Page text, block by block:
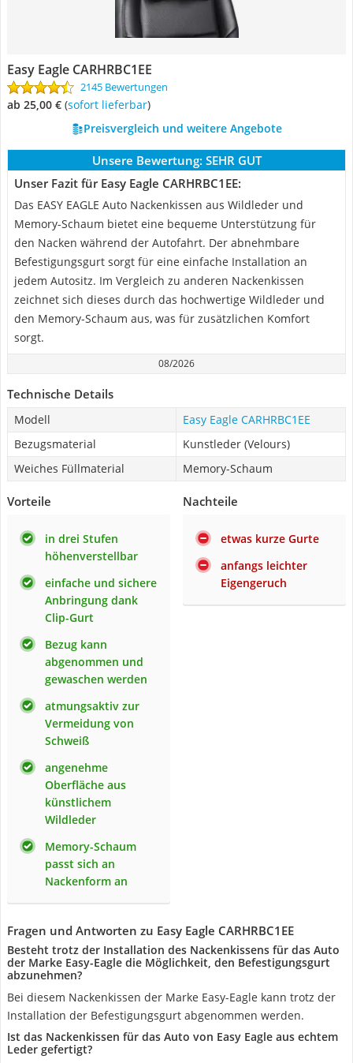
Easy Eagle CARHRBC1EE
2145 Bewertungen
ab 25,00 € ( Sofort lieferbar)
Preisvergleich und weitere Angebote
Unsere Bewertung: SEHR GUT
Unser Fazit für Easy Eagle CARHRBC1EE:
Das EASY EAGLE Auto Nackenkissen aus Wildleder und
Memory-Schaum bietet eine bequeme Unterstützung für
den Nacken während der Autofahrt. Der abnehmbare
Befestigungsgurt sorgt für eine einfache Installation an
jedem Autositz. Im Vergleich zu anderen Nackenkissen
zeichnet sich dieses durch das hochwertige Wildleder und
den Memory-Schaum aus, was für zusätzlichen Komfort
sorgt.
08/2026
Technische Details
Modell
Easy Eagle CARHRBC1EE
Bezugsmaterial
Kunstleder (Velours)
Weiches Füllmaterial
Memory-Schaum
Vorteile
in drei Stufen
höhenverstellbar
einfache und sichere
Anbringung dank
Clip-Gurt
Bezug kann
abgenommen und
gewaschen werden
atmungsaktiv zur
Vermeidung von
Schweiß
angenehme
Oberfläche aus
künstlichem
Wildleder
Memory-Schaum
passt sich an
Nackenform an
Nachteile
etwas kurze Gurte
anfangs leichter
Eigengeruch
Fragen und Antworten zu Easy Eagle CARHRBC1EE
Besteht trotz der Installation des Nackenkissens für das Auto
der Marke Easy-Eagle die Möglichkeit, den Befestigungsgurt
abzunehmen?
Bei diesem Nackenkissen der Marke Easy-Eagle kann trotz der
Installation der Befestigungsgurt abgenommen werden.
Ist das Nackenkissen für das Auto von Easy Eagle aus echtem
Leder gefertigt?